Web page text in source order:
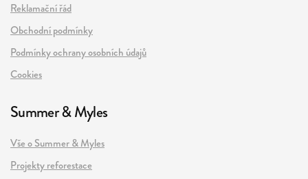
Reklamační řád
Obchodní podmínky
Podmínky ochrany osobních údajů
Cookies
Summer & Myles
Vše o Summer & Myles
Projekty reforestace